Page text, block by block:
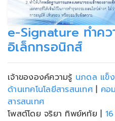
e-Signature ทำค
อิเล็กทรอนิกส์
เจ้าขององค์ความรู้ นภดล แข็ง
ด้านเทคโนโลยีสารสนเทศ | คอ
สารสนเทศ
โพสต์โดย จริยา ทิพย์หทัย |